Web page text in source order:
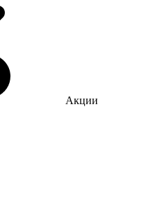
Акции